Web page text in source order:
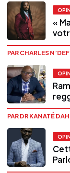
«
PAR CHARLES
PAR DR KANATÉ